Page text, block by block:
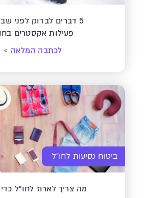
5 דברים לבדוק לפני
פעילות אקסטרים
לכתבה המלאה >
ביטוח נסיעות לחו"ל
מה צריך לארוז לחו"ל